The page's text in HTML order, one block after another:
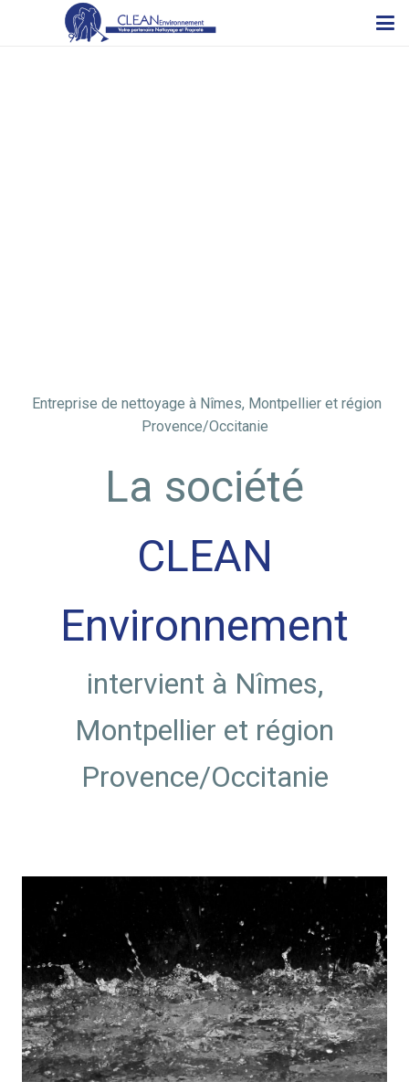
Entreprise de nettoyage à Nîmes, Montpellier et région
Provence/Occitanie
La société
CLEAN
Environnement
intervient à Nîmes,
Montpellier et région
Provence/Occitanie